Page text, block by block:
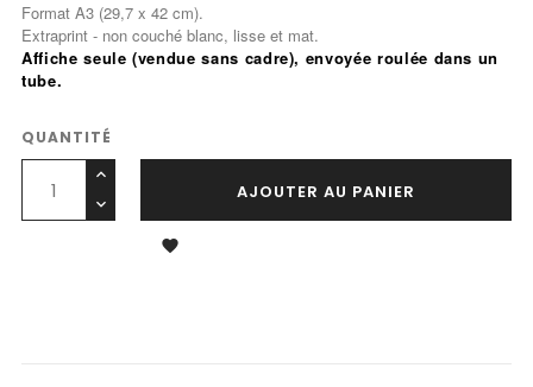
Format A3 (29,7 x 42 cm).
Extraprint - non couché blanc, lisse et mat.
Affiche seule (vendue sans cadre), envoyée roulée dans un
tube.
QUANTITÉ
AJOUTER AU PANIER
